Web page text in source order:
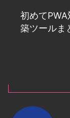
初めて
築ツールま